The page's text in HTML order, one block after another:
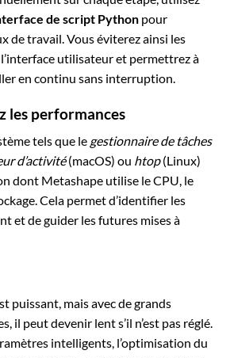
de script Python pour
de travail. Vous éviterez ainsi les
utilisateur et permettrez à
en continu sans interruption.
les performances
tels que le gestionnaire de tâches
d’activité(macOS) ou htop(Linux)
dont Metashape utilise le CPU, le
Cela permet d’identifier les
et de guider les futures mises à
puissant, mais avec de grands
il peut devenir lent s’il n’est pas réglé.
intelligents, l’optimisation du